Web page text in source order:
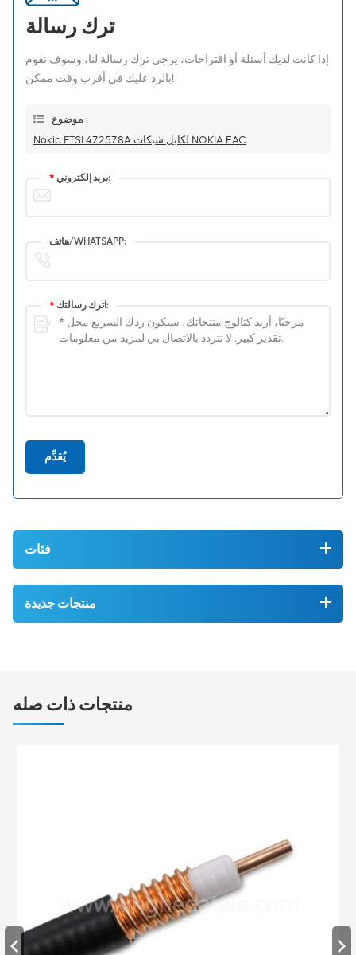
ترك رسالة
إذا كانت لديك أسئلة أو اقتراحات، يرجى ترك رسالة لنا، وسوف نقوم
بالرد عليك في أقرب وقت ممكن!
موضوع :
Nokia FTSI 472578A لكابل شبكات NOKIA EAC
* بريد إلكتروني:
هاتف/WHATSAPP:
* اترك رسالتك:
يُقدِّم
فئات
منتجات جديدة
منتجات ذات صله